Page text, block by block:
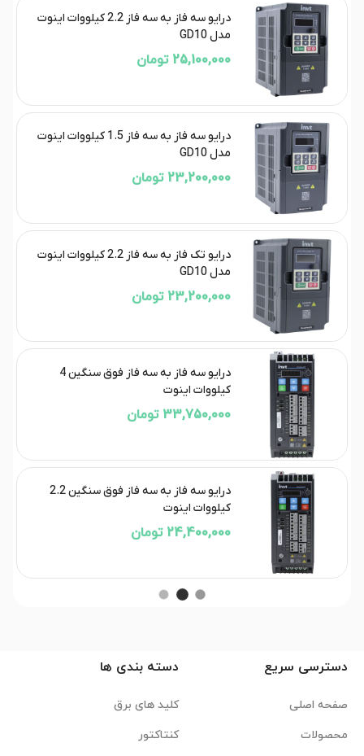
درایو سه فاز به سه فاز 2.2 کیلووات اینوت
مدل GD10
25,100,000 تومان
درایو سه فاز به سه فاز 1.5 کیلووات اینوت
مدل GD10
23,200,000 تومان
درایو تک فاز به سه فاز 2.2 کیلووات اینوت
مدل GD10
23,200,000 تومان
درایو سه فاز به سه فاز فوق سنگین 4
کیلووات اینوت
33,750,000 تومان
درایو سه فاز به سه فاز فوق سنگین 2.2
کیلووات اینوت
24,400,000 تومان
دسترسی سریع
صفحه اصلی
محصولات
دسته بندی ها
کلید های برق
کنتاکتور